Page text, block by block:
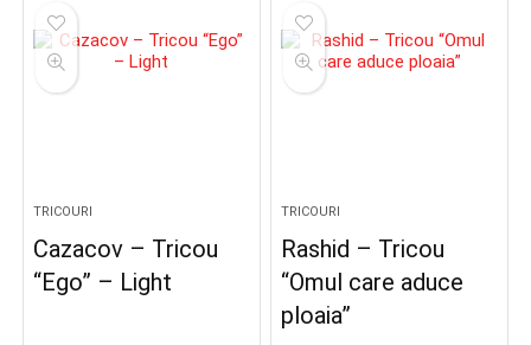
TRICOURI
Cazacov – Tricou
“Ego” – Light
TRICOURI
Rashid – Tricou
“Omul care aduce
ploaia”